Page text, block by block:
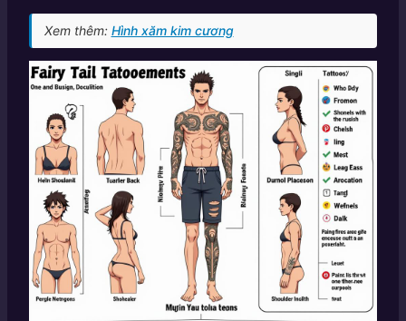
Xem thêm: Hình xăm kim cương